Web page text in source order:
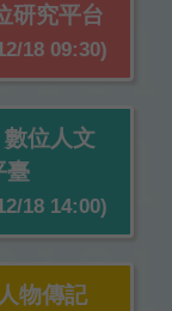
研究平台
18 09:30)
位人文
臺
18 14:00)
物傳記